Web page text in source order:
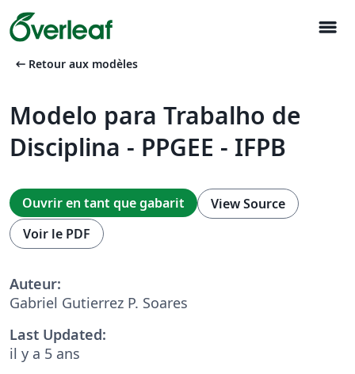
menu
arrow_left_alt Retour aux modèles
Modelo para Trabalho de
Disciplina - PPGEE - IFPB
Ouvrir en tant que gabarit
View Source
Voir le PDF
Auteur:
Gabriel Gutierrez P. Soares
Last Updated:
il y a 5 ans